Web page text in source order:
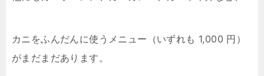
カニをふんだんに使うメニュー（いずれも 1,000 円）
がまだまだあります。